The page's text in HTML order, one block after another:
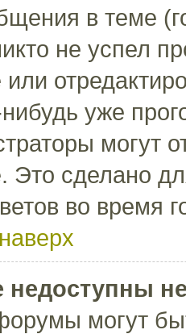
в теме
не успел
или
уже
могут
Это сделано
во время
недоступны
могут